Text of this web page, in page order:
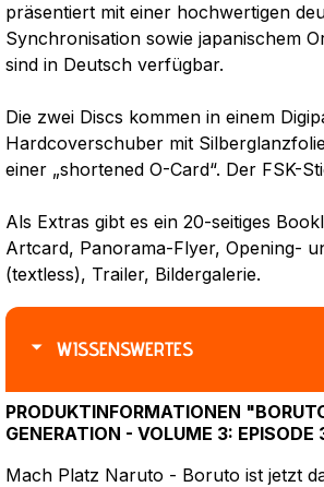
präsentiert mit einer hochwertigen
Synchronisation sowie japanischem
sind in Deutsch verfügbar.
Die zwei Discs kommen in einem
Hardcoverschuber mit
einer „shortened O-Card“. Der FSK-
Als Extras gibt es ein 20-seitiges
Artcard, Panorama-Flyer, Opening-
(textless), Trailer, Bildergalerie.
WISSENSWERTES
PRODUKTINFORMATIONEN
GENERATION - VOLUME 3:
Mach Platz Naruto - Boruto ist jetzt